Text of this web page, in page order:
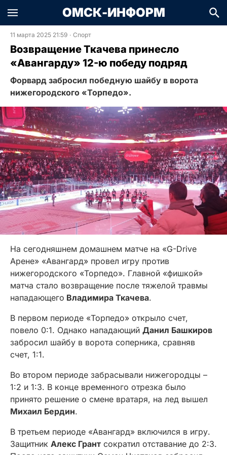
ОМСК-ИНФОРМ
11 марта 2025 21:59 · Спорт
Возвращение Ткачева принесло
«Авангарду» 12-ю победу подряд
Форвард забросил победную шайбу в ворота
нижегородского «Торпедо».
На сегодняшнем домашнем матче на «G-Drive
Арене» «Авангард» провел игру против
нижегородского «Торпедо». Главной «фишкой»
матча стало возвращение после тяжелой травмы
нападающего Владимира Ткачева.
В первом периоде «Торпедо» открыло счет,
повело 0:1. Однако нападающий Данил Башкиров
забросил шайбу в ворота соперника, сравняв
счет, 1:1.
Во втором периоде забрасывали нижегородцы –
1:2 и 1:3. В конце временного отрезка было
принято решение о смене вратаря, на лед вышел
Михаил Бердин.
В третьем периоде «Авангард» включился в игру.
Защитник Алекс Грант сократил отставание до 2:3.